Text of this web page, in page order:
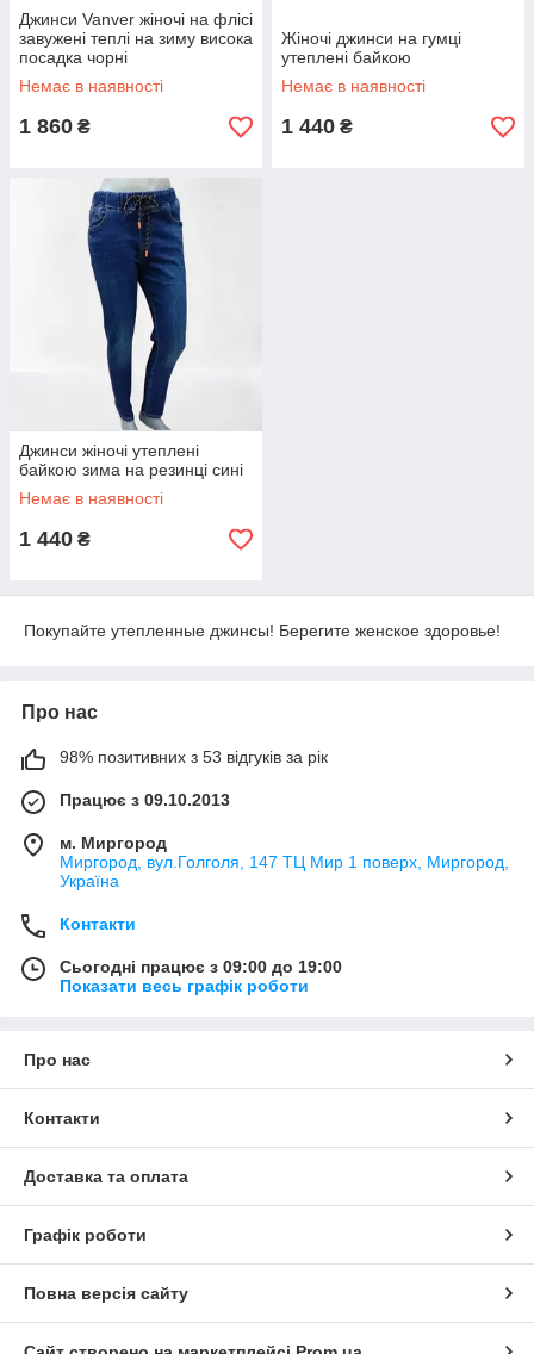
Джинси Vanver жіночі на флісі
завужені теплі на зиму висока
посадка чорні
Немає в наявності
1 860 ₴
Жіночі джинси на гумці
утеплені байкою
Немає в наявності
1 440 ₴
Джинси жіночі утеплені
байкою зима на резинці сині
Немає в наявності
1 440 ₴
Покупайте утепленные джинсы! Берегите женское здоровье!
Про нас
98% позитивних з 53 відгуків за рік
Працює з 09.10.2013
м. Миргород
Миргород, вул.Голголя, 147 ТЦ Мир 1 поверх, Миргород,
Україна
Контакти
Сьогодні працює з 09:00 до 19:00
Показати весь графік роботи
Про нас
Контакти
Доставка та оплата
Графік роботи
Повна версія сайту